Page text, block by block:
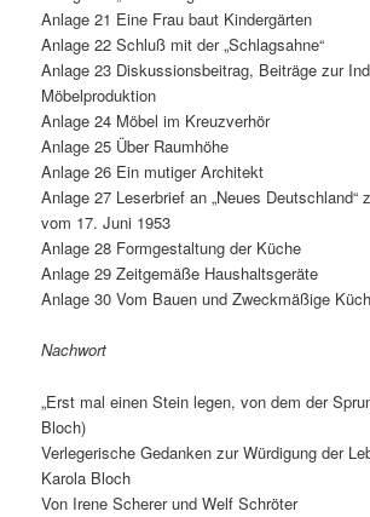
Anlage 21 Eine Frau baut Kindergärten
Anlage 22 Schluß mit der „Schlagsahne“
Anlage 23 Diskussionsbeitrag, Beiträge zur
Möbelproduktion
Anlage 24 Möbel im Kreuzverhör
Anlage 25 Über Raumhöhe
Anlage 26 Ein mutiger Architekt
Anlage 27 Leserbrief an „Neues Deutschland“
vom 17. Juni 1953
Anlage 28 Formgestaltung der Küche
Anlage 29 Zeitgemäße Haushaltsgeräte
Anlage 30 Vom Bauen und Zweckmäßige
Nachwort
„Erst mal einen Stein legen, von dem der
Bloch)
Verlegerische Gedanken zur Würdigung der
Karola Bloch
Von Irene Scherer und Welf Schröter